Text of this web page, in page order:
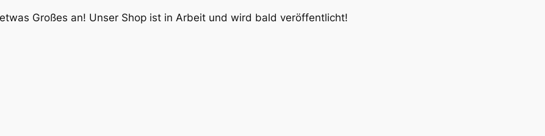
Großes an! Unser Shop ist in Arbeit und wird bald veröffentlicht!